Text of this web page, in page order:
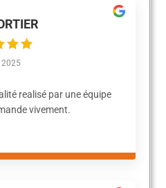
2025
realisé par une équipe
vivement.